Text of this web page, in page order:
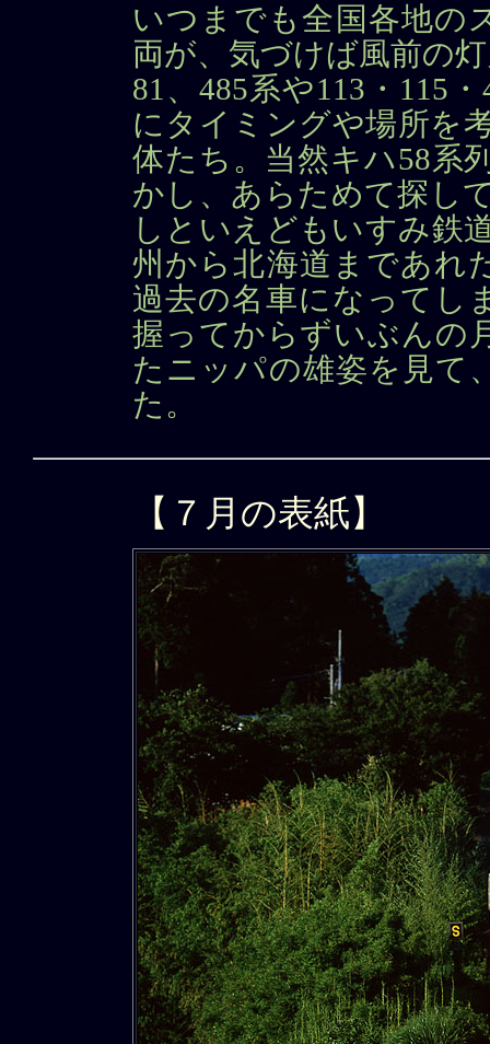
いつまでも全国各地の
両が、気づけば風前の
81、485系や113・115
にタイミングや場所を
体たち。当然キハ58系
かし、あらためて探し
しといえどもいすみ鉄
州から北海道まであれ
過去の名車になってし
握ってからずいぶんの
たニッパの雄姿を見て
た。
【７月の表紙】